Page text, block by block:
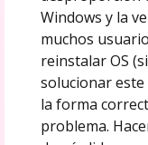
Windows y la
muchos
reinstalar OS
solucionar
la forma
problema.